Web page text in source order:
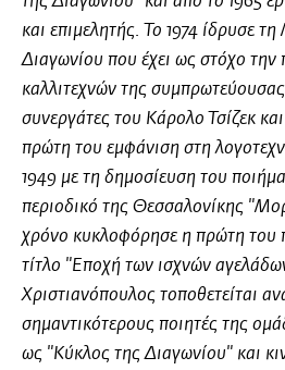
και επιμελητής. Το 1974 ίδρυσε
Διαγωνίου που έχει ως στόχο
καλλιτεχνών της
συνεργάτες του Κάρολο Τσίζεκ
πρώτη του εμφάνιση στη
1949 με τη δημοσίευση του
περιοδικό της Θεσσαλονίκης
χρόνο κυκλοφόρησε η πρώτη του
τίτλο "Εποχή των ισχνών
Χριστιανόπουλος τοποθετείται
σημαντικότερους ποιητές της
ως "Κύκλος της Διαγωνίου" και